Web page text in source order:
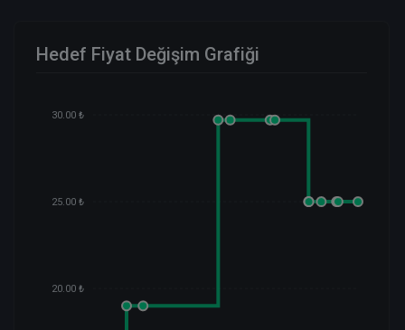
Hedef Fiyat Değişim Grafiği
30.00 ₺
25.00 ₺
20.00 ₺